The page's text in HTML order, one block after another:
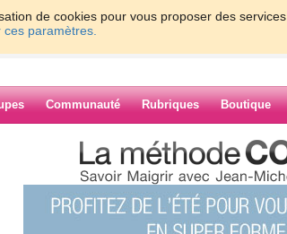
de cookies pour vous proposer des services
paramètres.
Communauté Rubriques Boutique